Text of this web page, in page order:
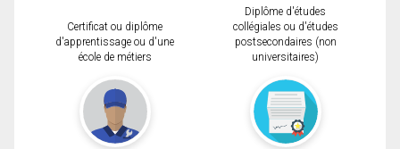
Certificat ou diplôme
d'apprentissage ou d'une
école de métiers
Diplôme d'études
collégiales ou d'études
postsecondaires (non
universitaires)